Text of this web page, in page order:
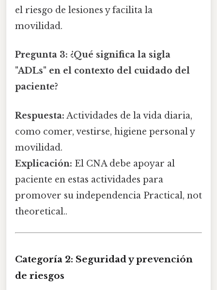
el riesgo de lesiones y facilita la
movilidad.
Pregunta 3: ¿Qué significa la sigla
"ADLs" en el contexto del cuidado del
paciente?
Respuesta: Actividades de la vida diaria,
como comer, vestirse, higiene personal y
movilidad.
Explicación: El CNA debe apoyar al
paciente en estas actividades para
promover su independencia Practical, not
theoretical..
Categoría 2: Seguridad y prevención
de riesgos